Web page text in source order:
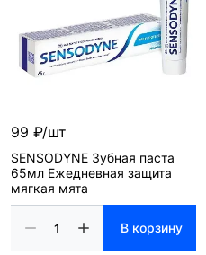
99 ₽/шт
SENSODYNE Зубная паста
65мл Ежедневная защита
мягкая мята
В корзину